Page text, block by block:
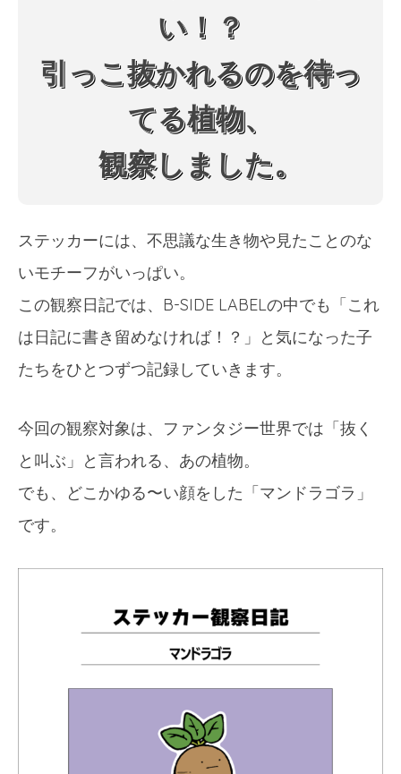
い！？
引っこ抜かれるのを待っ
てる植物、
観察しました。
ステッカーには、不思議な生き物や見たことのな
いモチーフがいっぱい。
この観察日記では、B-SIDE LABELの中でも「これ
は日記に書き留めなければ！？」と気になった子
たちをひとつずつ記録していきます。
今回の観察対象は、ファンタジー世界では「抜く
と叫ぶ」と言われる、あの植物。
でも、どこかゆる〜い顔をした「マンドラゴラ」
です。